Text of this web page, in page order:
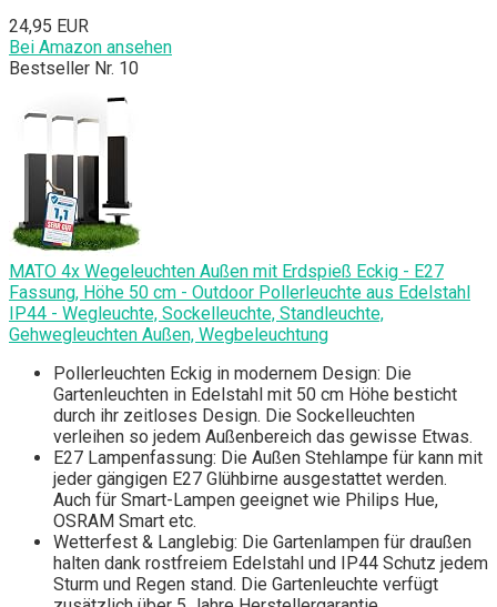
24,95 EUR
Bei Amazon ansehen
Bestseller Nr. 10
MATO 4x Wegeleuchten Außen mit Erdspieß Eckig - E27
Fassung, Höhe 50 cm - Outdoor Pollerleuchte aus Edelstahl
IP44 - Wegleuchte, Sockelleuchte, Standleuchte,
Gehwegleuchten Außen, Wegbeleuchtung
Pollerleuchten Eckig in modernem Design: Die
Gartenleuchten in Edelstahl mit 50 cm Höhe besticht
durch ihr zeitloses Design. Die Sockelleuchten
verleihen so jedem Außenbereich das gewisse Etwas.
E27 Lampenfassung: Die Außen Stehlampe für kann mit
jeder gängigen E27 Glühbirne ausgestattet werden.
Auch für Smart-Lampen geeignet wie Philips Hue,
OSRAM Smart etc.
Wetterfest & Langlebig: Die Gartenlampen für draußen
halten dank rostfreiem Edelstahl und IP44 Schutz jedem
Sturm und Regen stand. Die Gartenleuchte verfügt